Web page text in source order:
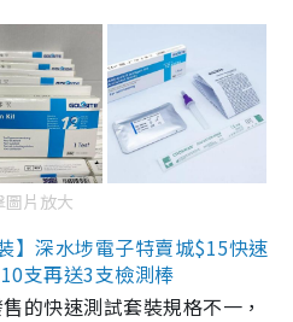
圖片放大
】深水埗電子特賣城$15快速
支再送3支檢測棒
的快速測試套裝規格不一，